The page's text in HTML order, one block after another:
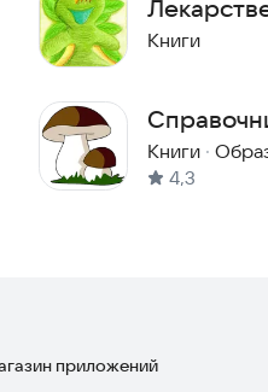
принадлежащие к данному
Книги
Книги ·
4,3
приложений